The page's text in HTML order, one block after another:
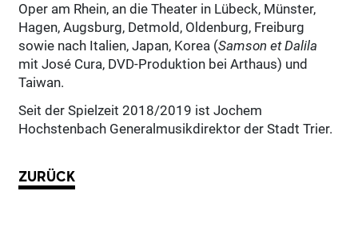
Oper am Rhein, an die Theater in Lübeck, Münster,
Hagen, Augsburg, Detmold, Oldenburg, Freiburg
sowie nach Italien, Japan, Korea (Samson et Dalila
mit José Cura, DVD-Produktion bei Arthaus) und
Taiwan.
Seit der Spielzeit 2018/2019 ist Jochem
Hochstenbach Generalmusikdirektor der Stadt Trier.
ZURÜCK